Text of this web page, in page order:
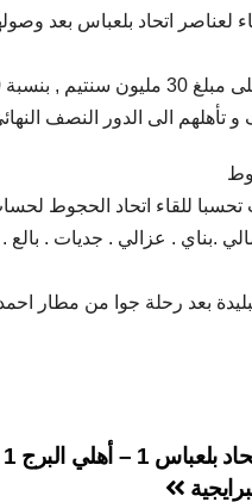
لعناصر اتحاد بلعباس بعد
.بناي . عزالي . جديات . بالع
بعد رحلة جوا من مطار